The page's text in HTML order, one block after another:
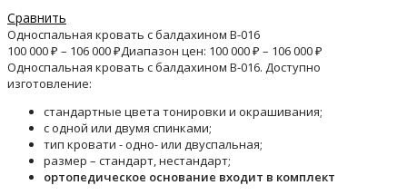
Сравнить
Односпальная кровать с балдахином B-016
100 000₽ – 106 000₽Диапазон цен: 100 000 ₽ – 106 000 ₽
Односпальная кровать с балдахином B-016. Доступно
изготовление:
стандартные цвета тонировки и окрашивания;
с одной или двумя спинками;
тип кровати - одно- или двуспальная;
размер – стандарт, нестандарт;
ортопедическое основание входит в комплект